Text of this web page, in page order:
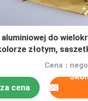
do
złotym,
pakowania żywności
Cena：
cena